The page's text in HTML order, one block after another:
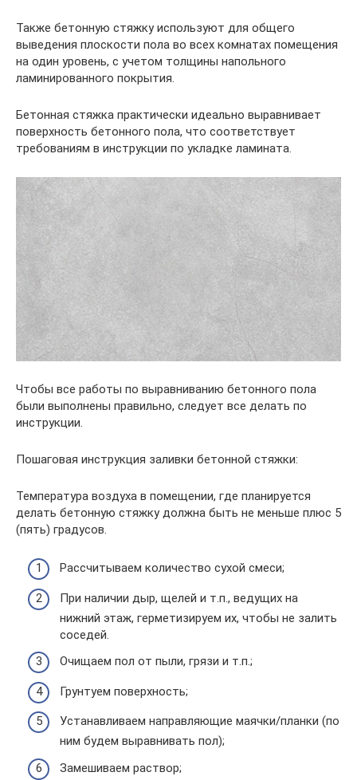
Также бетонную стяжку используют для общего
выведения плоскости пола во всех комнатах помещения
на один уровень, с учетом толщины напольного
ламинированного покрытия.
Бетонная стяжка практически идеально выравнивает
поверхность бетонного пола, что соответствует
требованиям в инструкции по укладке ламината.
Чтобы все работы по выравниванию бетонного пола
были выполнены правильно, следует все делать по
инструкции.
Пошаговая инструкция заливки бетонной стяжки:
Температура воздуха в помещении, где планируется
делать бетонную стяжку должна быть не меньше плюс 5
(пять) градусов.
Рассчитываем количество сухой смеси;
При наличии дыр, щелей и т.п., ведущих на
нижний этаж, герметизируем их, чтобы не залить
соседей.
Очищаем пол от пыли, грязи и т.п.;
Грунтуем поверхность;
Устанавливаем направляющие маячки/планки (по
ним будем выравнивать пол);
Замешиваем раствор;